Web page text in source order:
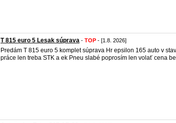
T 815 euro 5 Lesak súprava - TOP - [1.8. 2026]
Predám T 815 euro 5 komplet súprava Hr epsilon 165 auto v
práce len treba STK a ek Pneu slabé poprosím len volať cena